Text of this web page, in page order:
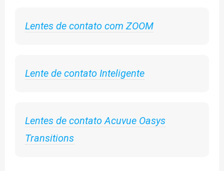
Lentes de contato com ZOOM
Lente de contato Inteligente
Lentes de contato Acuvue Oasys
Transitions